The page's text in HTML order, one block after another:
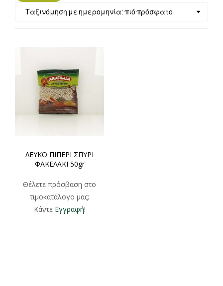
ΛΕΥΚΟ ΠΙΠΕΡΙ ΣΠΥΡΙ
ΦΑΚΕΛΑΚΙ 50gr
Θέλετε πρόσβαση στο
τιμοκατάλογο μας;
Κάντε Εγγραφή!